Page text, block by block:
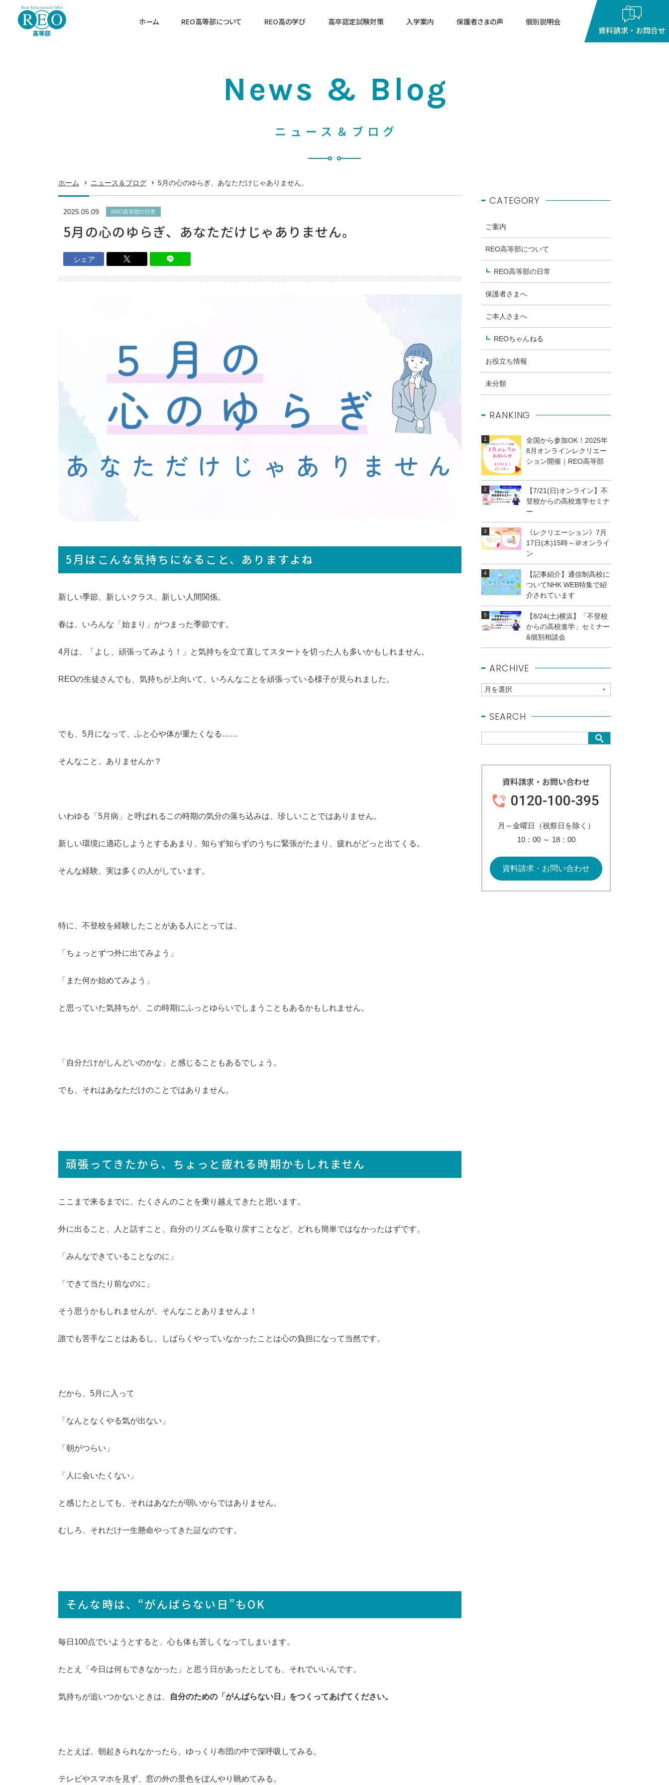
資料請求・お問合せ
ホーム REO高等部について REO高の学び 高卒認定試験対策 入学案内 保護者さまの声 個別説明会
資料請求・お問い合わせ
REO高等部について
0120-100-395
～
News & Blog
ニュース＆ブログ
ホーム ニュース＆ブログ 5月の心のゆらぎ、あなただけじゃありません。
2025.05.09 REO高等部の日常
5月の心のゆらぎ、あなただけじゃありません。
シェア
5月はこんな気持ちになること、ありますよね
新しい季節、新しいクラス、新しい人間関係。
春は、いろんな「始まり」がつまった季節です。
4月は、「よし、頑張ってみよう！」と気持ちを立て直してスタートを切った人も多いかもしれません。
REOの生徒さんでも、気持ちが上向いて、いろんなことを頑張っている様子が見られました。
でも、5月になって、ふと心や体が重たくなる……
そんなこと、ありませんか？
いわゆる「5月病」と呼ばれるこの時期の気分の落ち込みは、珍しいことではありません。
新しい環境に適応しようとするあまり、知らず知らずのうちに緊張がたまり、疲れがどっと出てくる。
そんな経験、実は多くの人がしています。
特に、不登校を経験したことがある人にとっては、
「ちょっとずつ外に出てみよう」
「また何か始めてみよう」
と思っていた気持ちが、この時期にふっとゆらいでしまうこともあるかもしれません。
「自分だけがしんどいのかな」と感じることもあるでしょう。
でも、それはあなただけのことではありません。
頑張ってきたから、ちょっと疲れる時期かもしれません
ここまで来るまでに、たくさんのことを乗り越えてきたと思います。
外に出ること、人と話すこと、自分のリズムを取り戻すことなど、どれも簡単ではなかったはずです。
「みんなできていることなのに」
「できて当たり前なのに」
そう思うかもしれませんが、そんなことありませんよ！
誰でも苦手なことはあるし、しばらくやっていなかったことは心の負担になって当然です。
だから、5月に入って
「なんとなくやる気が出ない」
「朝がつらい」
「人に会いたくない」
と感じたとしても、それはあなたが弱いからではありません。
むしろ、それだけ一生懸命やってきた証なのです。
そんな時は、“がんばらない日”もOK
毎日100点でいようとすると、心も体も苦しくなってしまいます。
たとえ「今日は何もできなかった」と思う日があったとしても、それでいいんです。
気持ちが追いつかないときは、 自分のための「がんばらない日」をつくってあげてください。
たとえば、朝起きられなかったら、ゆっくり布団の中で深呼吸してみる。
テレビやスマホを見ず、窓の外の景色をぼんやり眺めてみる。
CATEGORY
ご案内
REO高等部について
REO高等部の日常
保護者さまへ
ご本人さまへ
REOちゃんねる
お役立ち情報
未分類
RANKING
全国から参加OK！2025年
8月オンラインレクリエー
ション開催｜REO高等部
【7/21(日)オンライン】不
登校からの高校進学セミナ
ー
《レクリエーション》7月
17日(木)15時～＠オンライ
ン
【記事紹介】通信制高校に
ついてNHK WEB特集で紹
介されています
【8/24(土)横浜】「不登校
からの高校進学」セミナー
&個別相談会
ARCHIVE
SEARCH
資料請求・お問い合わせ
0120-100-395
月～金曜日（祝祭日を除く）
10：00～ 18：00
資料請求・お問い合わせ